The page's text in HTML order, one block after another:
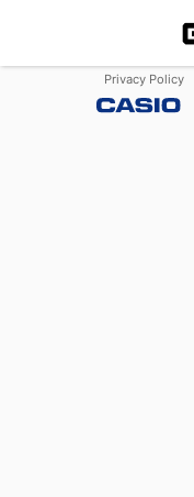
Privacy Policy